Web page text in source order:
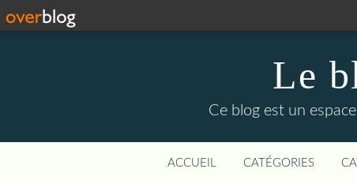
Le
Ce blog est un
ACCUEIL CATÉGORIES